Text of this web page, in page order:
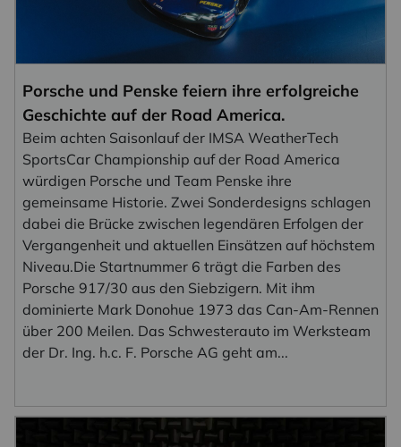
Porsche und Penske feiern ihre erfolgreiche
Geschichte auf der Road America.
Beim achten Saisonlauf der IMSA WeatherTech
SportsCar Championship auf der Road America
würdigen Porsche und Team Penske ihre
gemeinsame Historie. Zwei Sonderdesigns schlagen
dabei die Brücke zwischen legendären Erfolgen der
Vergangenheit und aktuellen Einsätzen auf höchstem
Niveau.Die Startnummer 6 trägt die Farben des
Porsche 917/30 aus den Siebzigern. Mit ihm
dominierte Mark Donohue 1973 das Can-Am-Rennen
über 200 Meilen. Das Schwesterauto im Werksteam
der Dr. Ing. h.c. F. Porsche AG geht am...